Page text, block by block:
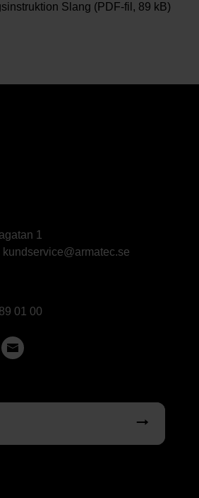
Slang (PDF-fil, 89 kB)
1
kundservice@armatec.se
01 00